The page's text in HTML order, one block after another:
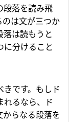
段落を読み飛
のは文が三つか
落は読もうと
に分けること
です。もしド
れるなら、ド
らなる段落を